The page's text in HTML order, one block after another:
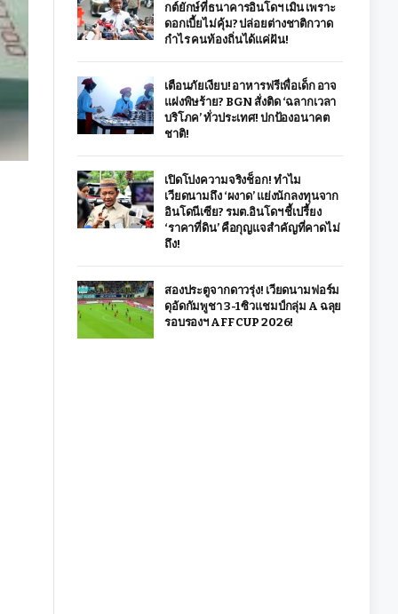
กต์ยักษ์ที่ธนาคารอินโดฯ เมิน เพราะ
ดอกเบี้ยไม่คุ้ม? ปล่อยต่างชาติกวาด
กำไร คนท้องถิ่นได้แค่ฝัน!
เตือนภัยเงียบ! อาหารฟรีเพื่อเด็ก อาจ
แฝงพิษร้าย? BGN สั่งติด ‘ฉลากเวลา
บริโภค’ ทั่วประเทศ! ปกป้องอนาคต
ชาติ!
เปิดโปงความจริงช็อก! ทำไม
เวียดนามถึง ‘ผงาด’ แย่งนักลงทุนจาก
อินโดนีเซีย? รมต.อินโดฯ ชี้เปรี้ยง
‘ราคาที่ดิน’ คือกุญแจสำคัญที่คาดไม่
ถึง!
สองประตูจากดาวรุ่ง! เวียดนามฟอร์ม
ดุอัดกัมพูชา 3-1 ซิวแชมป์กลุ่ม A ฉลุย
รอบรองฯ AFF CUP 2026!